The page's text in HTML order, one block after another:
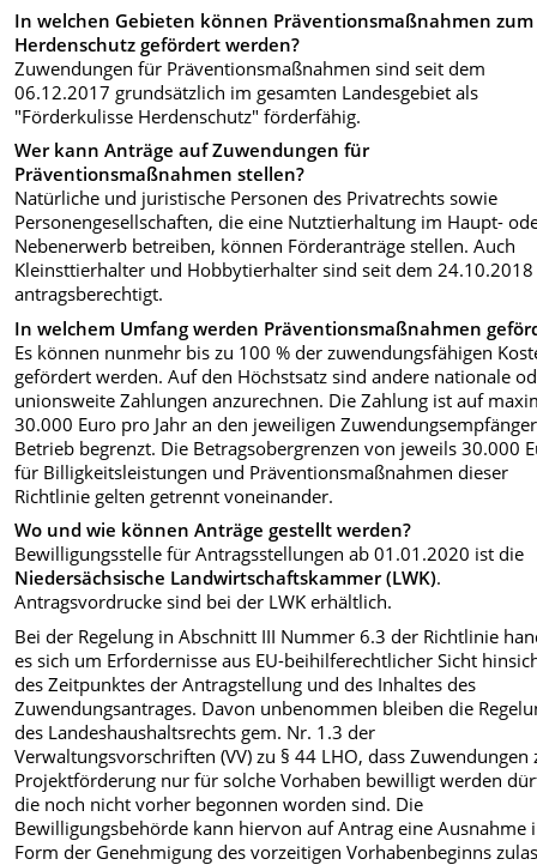
In welchen Gebieten können Präventionsmaßnahmen zum
Herdenschutz gefördert werden?
Zuwendungen für Präventionsmaßnahmen sind seit dem
06.12.2017 grundsätzlich im gesamten Landesgebiet als
"Förderkulisse Herdenschutz" förderfähig.
Wer kann Anträge auf Zuwendungen für
Präventionsmaßnahmen stellen?
Natürliche und juristische Personen des Privatrechts sowie
Personengesellschaften, die eine Nutztierhaltung im Haupt-
Nebenerwerb betreiben, können Förderanträge stellen. Auch
Kleinsttierhalter und Hobbytierhalter sind seit dem 24.10.2018
antragsberechtigt.
In welchem Umfang werden Präventionsmaßnahmen
Es können nunmehr bis zu 100 % der zuwendungsfähigen
gefördert werden. Auf den Höchstsatz sind andere nationale
unionsweite Zahlungen anzurechnen. Die Zahlung ist auf
30.000 Euro pro Jahr an den jeweiligen
Betrieb begrenzt. Die Betragsobergrenzen von jeweils 30.000
für Billigkeitsleistungen und Präventionsmaßnahmen dieser
Richtlinie gelten getrennt voneinander.
Wo und wie können Anträge gestellt werden?
Bewilligungsstelle für Antragsstellungen ab 01.01.2020 ist die
Niedersächsische Landwirtschaftskammer (LWK).
Antragsvordrucke sind bei der LWK erhältlich.
Bei der Regelung in Abschnitt III Nummer 6.3 der Richtlinie
es sich um Erfordernisse aus EU-beihilferechtlicher Sicht
des Zeitpunktes der Antragstellung und des Inhaltes des
Zuwendungsantrages. Davon unbenommen bleiben die
des Landeshaushaltsrechts gem. Nr. 1.3 der
Verwaltungsvorschriften (VV) zu § 44 LHO, dass Zuwendungen
Projektförderung nur für solche Vorhaben bewilligt werden
die noch nicht vorher begonnen worden sind. Die
Bewilligungsbehörde kann hiervon auf Antrag eine Ausnahme
Form der Genehmigung des vorzeitigen Vorhabenbeginns